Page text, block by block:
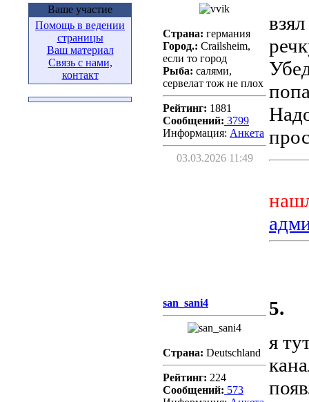
Ваше участие
Помощь в ведении
страницы
Ваш материал
Связь с нами,
контакт
Страна: германия
Город.: Crailsheim,
если то город
Рыба: салями,
сервелат тож не плох
Рейтинг: 1881
Сообщений: 3799
Информация: Aнкета
03.03.2026 11:49
san_sani4
Страна: Deutschland
Рейтинг: 224
Сообщений: 573
5.
я